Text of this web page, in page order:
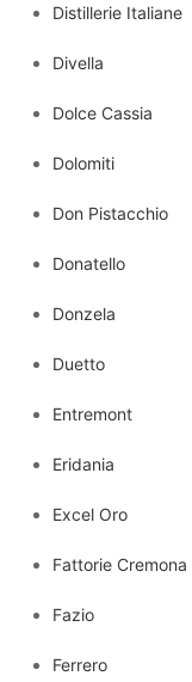
Distillerie Italiane
Divella
Dolce Cassia
Dolomiti
Don Pistacchio
Donatello
Donzela
Duetto
Entremont
Eridania
Excel Oro
Fattorie Cremona
Fazio
Ferrero